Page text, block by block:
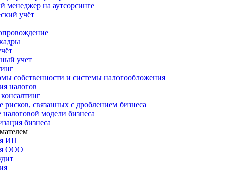
менеджер на аутсорсинге
учёт
учет
собственности и системы налогообложения
налогов
связанных с дроблением бизнеса
модели бизнеса
бизнеса
ИП
ООО